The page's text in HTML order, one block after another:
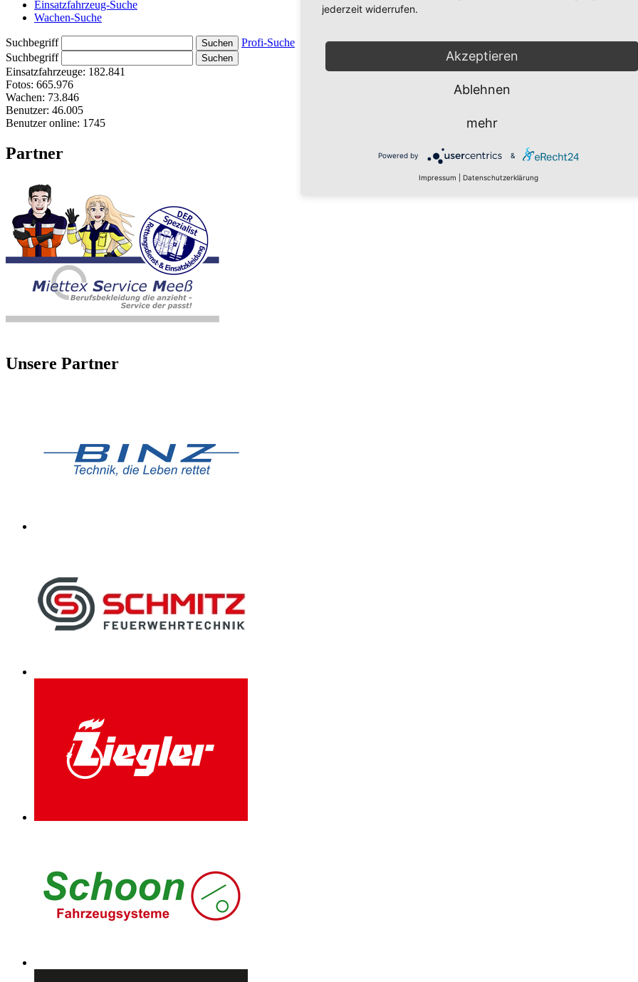
Einsatzfahrzeug-Suche
Wachen-Suche
Suchbegriff
Profi-Suche
Suchbegriff
Einsatzfahrzeuge: 182.841
Fotos: 665.976
Wachen: 73.846
Benutzer: 46.005
Benutzer online: 1745
Partner
Unsere Partner
jederzeit widerrufen.
Akzeptieren
Ablehnen
mehr
Powered by &
Impressum Datenschutzerklärung